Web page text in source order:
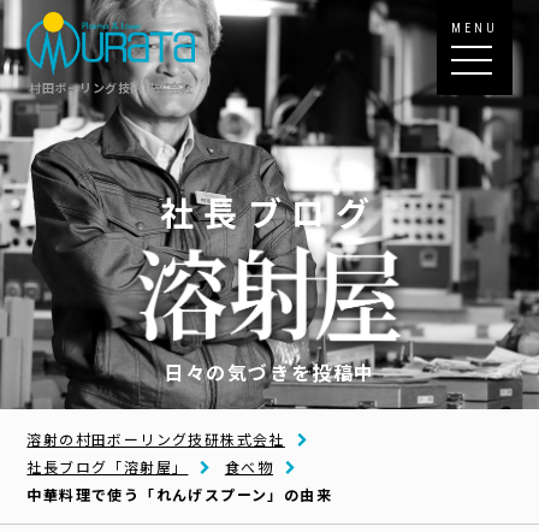
村田ボーリング技研株式会社
MENU
社長ブログ
日々の気づきを投稿中
溶射の村田ボーリング技研株式会社
社長ブログ「溶射屋」
食べ物
中華料理で使う「れんげスプーン」の由来